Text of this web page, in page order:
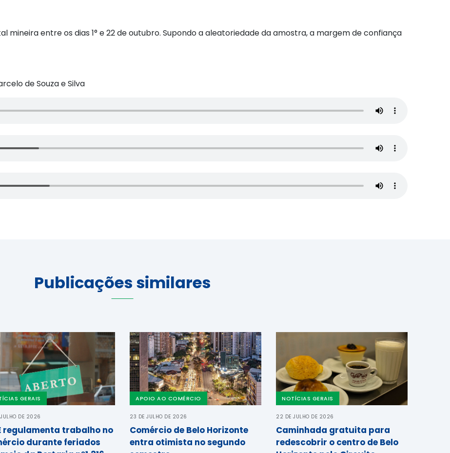
mineira entre os dias 1° e 22 de outubro. Supondo a aleatoriedade da amostra, a margem de confiança
de Souza e Silva
Publicações similares
GERAIS
DE 2026
regulamenta trabalho no
durante feriados
APOIO AO COMÉRCIO
23 DE JULHO DE 2026
Comércio de Belo Horizonte
entra otimista no segundo
NOTÍCIAS GERAIS
22 DE JULHO DE 2026
Caminhada gratuita para
redescobrir o centro de Belo